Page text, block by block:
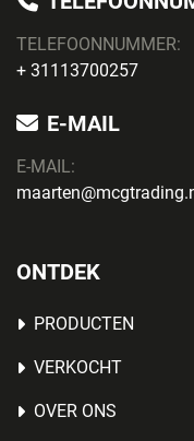
TELEFOONNUMMER:
+ 31113700257
E-MAIL
E-MAIL:
ONTDEK
PRODUCTEN
VERKOCHT
OVER ONS